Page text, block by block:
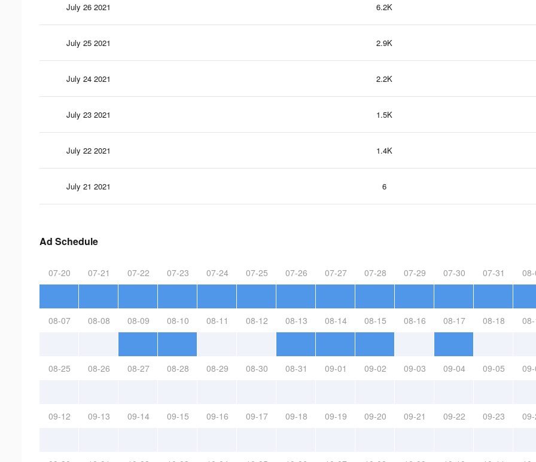
July 26 2021 6.2K
July 25 2021 2.9K
July 24 2021 2.2K
July 23 2021 1.5K
July 22 2021 1.4K
July 21 2021 6
Ad Schedule
07-20 07-21 07-22 07-23 07-24 07-25 07-26 07-27 07-28 07-29 07-30 07-31 08-
08-07 08-08 08-09 08-10 08-11 08-12 08-13 08-14 08-15 08-16 08-17 08-18
08-25 08-26 08-27 08-28 08-29 08-30 08-31 09-01 09-02 09-03 09-04 09-05
09-12 09-13 09-14 09-15 09-16 09-17 09-18 09-19 09-20 09-21 09-22 09-23